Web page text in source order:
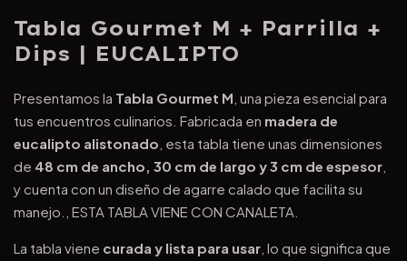
Tabla Gourmet M + Parrilla +
Dips | EUCALIPTO
Presentamos la Tabla Gourmet M , una pieza esencial para
tus encuentros culinarios. Fabricada en madera de
eucalipto alistonado , esta tabla tiene unas dimensiones
de 48 cm de ancho, 30 cm de largo y 3 cm de espesor
y cuenta con un diseño de agarre calado que facilita su
manejo., ESTA TABLA VIENE CON CANALETA.
La tabla viene curada y lista para usar , lo que significa que